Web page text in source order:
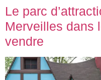
Le parc
Merveilles dans
vendre